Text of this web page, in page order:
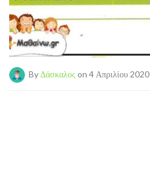
By Δάσκαλος on 4 Απριλίου 2020